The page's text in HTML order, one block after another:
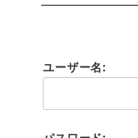
ユーザー名: